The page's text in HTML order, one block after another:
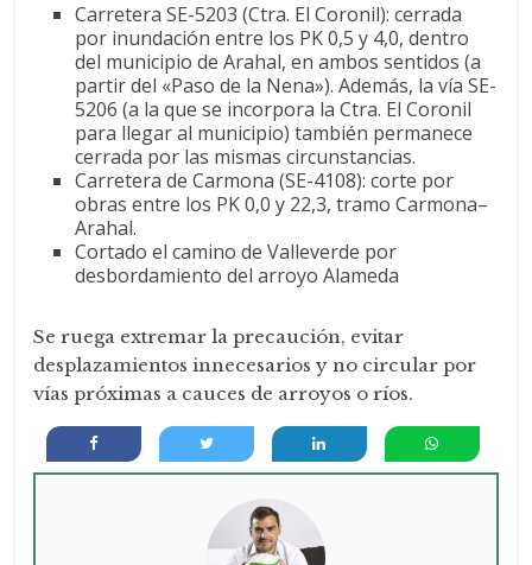
Carretera SE-5203 (Ctra. El Coronil): cerrada
por inundación entre los PK 0,5 y 4,0, dentro
del municipio de Arahal, en ambos sentidos (a
partir del «Paso de la Nena»). Además, la vía SE-
5206 (a la que se incorpora la Ctra. El Coronil
para llegar al municipio) también permanece
cerrada por las mismas circunstancias.
Carretera de Carmona (SE-4108): corte por
obras entre los PK 0,0 y 22,3, tramo Carmona–
Arahal.
Cortado el camino de Valleverde por
desbordamiento del arroyo Alameda
Se ruega extremar la precaución, evitar
desplazamientos innecesarios y no circular por
vías próximas a cauces de arroyos o ríos.